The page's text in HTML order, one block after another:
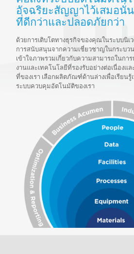
อัจฉริยะสัญญาไว้เสมอนั่
ที่ดีกว่าและปลอดภัยกว่า
ด้วยการเติบโตทางธุรกิจของคุณในระบบนิเ
การสนับสนุนจากความเชี่ยวชาญในกระบว
เข้าใจภาพรวมเกี่ยวกับความสามารถในกา
งานและเทคโนโลยีที่รองรับอย่างต่อเนื่องแ
ที่ของเรา เลือกผลิตภัณฑ์ด้านล่างเพื่อเรียน
ระบบควบคุมอัตโนมัติของเรา